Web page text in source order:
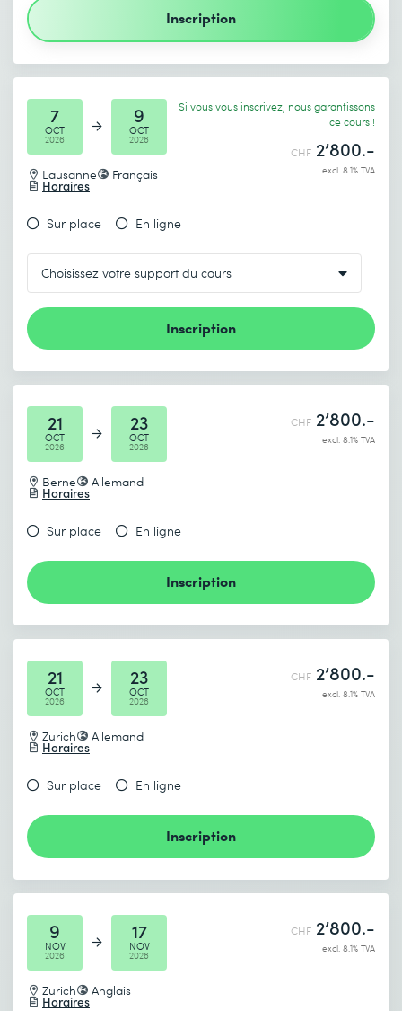
Inscription
7
OCT
2026
9
OCT
2026
Lausanne Français
Horaires
Si vous vous inscrivez, nous garantissons
ce cours !
CHF 2’800.-
excl. 8.1% TVA
Sur place En ligne
Inscription
21
OCT
2026
23
OCT
2026
Berne Allemand
Horaires
CHF 2’800.-
excl. 8.1% TVA
Sur place En ligne
Inscription
21
OCT
2026
23
OCT
2026
Zurich Allemand
Horaires
CHF 2’800.-
excl. 8.1% TVA
Sur place En ligne
Inscription
9
NOV
2026
17
NOV
2026
Zurich Anglais
Horaires
CHF 2’800.-
excl. 8.1% TVA